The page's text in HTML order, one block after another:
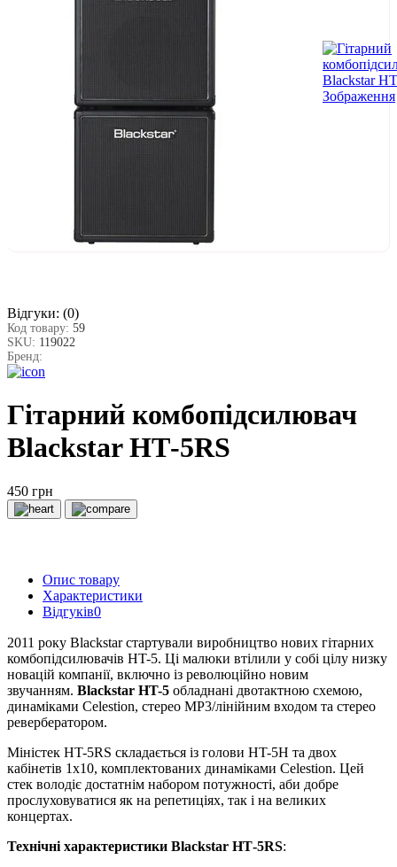
Відгуки: (0)
Код товару: 59
SKU: 119022
Бренд:
Гітарний комбопідсилювач
Blackstar НТ-5RS
450 грн
Опис товару
Характеристики
Відгуків0
2011 року Blackstar стартували виробництво нових гітарних
комбопідсилювачів HT-5. Ці малюки втілили у собі цілу низку
новацій компанії, включно із революційно новим
звучанням. Blackstar HT-5 обладнані двотактною схемою,
динаміками Celestion, стерео MP3/лінійним входом та стерео
ревербератором.
Міністек HT-5RS складається із голови HT-5H та двох
кабінетів 1x10, комплектованих динаміками Celestion. Цей
стек володіє достатнім набором потужності, аби добре
прослуховуватися як на репетиціях, так і на великих
концертах.
Технічні характеристики Blackstar НТ-5RS: